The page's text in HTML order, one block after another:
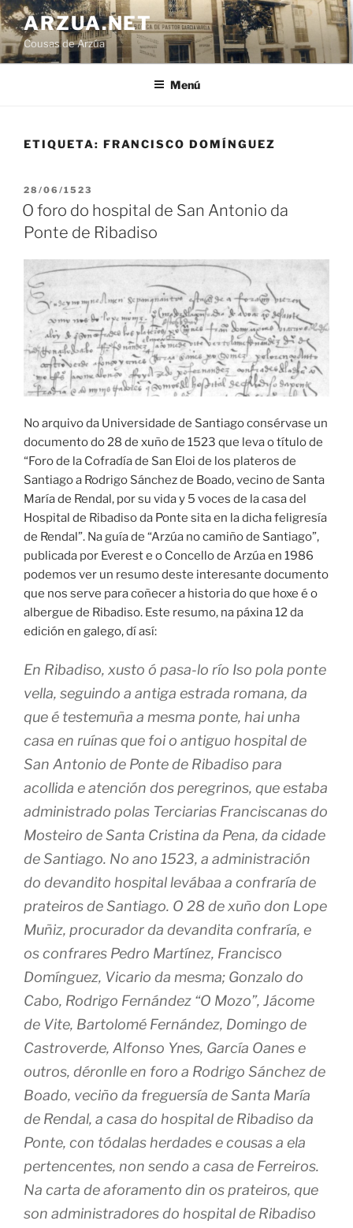
Ir
o
contido
ARZUA.NET
Cousas de Arzúa
Menú
ETIQUETA: FRANCISCO DOMÍNGUEZ
PUBLICADO
EN
28/06/1523
O foro do hospital de San Antonio da
Ponte de Ribadiso
No arquivo da Universidade de Santiago consérvase un
documento do 28 de xuño de 1523 que leva o título de
“Foro de la Cofradía de San Eloi de los plateros de
Santiago a Rodrigo Sánchez de Boado, vecino de Santa
María de Rendal, por su vida y 5 voces de la casa del
Hospital de Ribadiso da Ponte sita en la dicha feligresía
de Rendal”. Na guía de “Arzúa no camiño de Santiago”,
publicada por Everest e o Concello de Arzúa en 1986
podemos ver un resumo deste interesante documento
que nos serve para coñecer a historia do que hoxe é o
albergue de Ribadiso. Este resumo, na páxina 12 da
edición en galego, dí así:
En Ribadiso, xusto ó pasa-lo río Iso pola ponte
vella, seguindo a antiga estrada romana, da
que é testemuña a mesma ponte, hai unha
casa en ruínas que foi o antiguo hospital de
San Antonio de Ponte de Ribadiso para
acollida e atención dos peregrinos, que estaba
administrado polas Terciarias Franciscanas do
Mosteiro de Santa Cristina da Pena, da cidade
de Santiago. No ano 1523, a administración
do devandito hospital levábaa a confraría de
prateiros de Santiago. O 28 de xuño don Lope
Muñiz, procurador da devandita confraría, e
os confrares Pedro Martínez, Francisco
Domínguez, Vicario da mesma; Gonzalo do
Cabo, Rodrigo Fernández “O Mozo”, Jácome
de Vite, Bartolomé Fernández, Domingo de
Castroverde, Alfonso Ynes, García Oanes e
outros, déronlle en foro a Rodrigo Sánchez de
Boado, veciño da freguersía de Santa María
de Rendal, a casa do hospital de Ribadiso da
Ponte, con tódalas herdades e cousas a ela
pertencentes, non sendo a casa de Ferreiros.
Na carta de aforamento din os prateiros, que
son administradores do hospital de Ribadiso